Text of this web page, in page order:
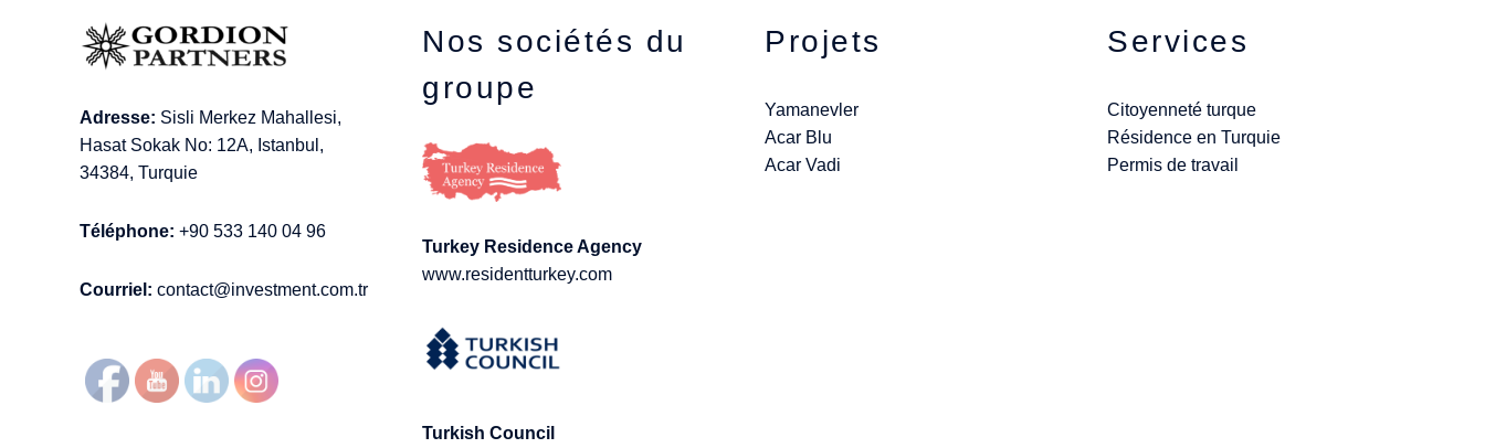
Adresse: Sisli Merkez Mahallesi,
Hasat Sokak No: 12A, Istanbul,
34384, Turquie
Téléphone: +90 533 140 04 96
Courriel: contact@investment.com.tr
Nos sociétés du
groupe
Turkey Residence Agency
www.residentturkey.com
Turkish Council
Projets
Yamanevler
Acar Blu
Acar Vadi
Services
Citoyenneté turque
Résidence en Turquie
Permis de travail